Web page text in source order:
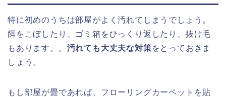
特に初めのうちは部屋がよく汚れてしまうでしょう。
餌をこぼしたり、ゴミ箱をひっくり返したり、抜け毛
もあります。。 汚れても大丈夫な対策をとっておきま
しょう。
もし部屋が畳であれば、フローリングカーペットを貼